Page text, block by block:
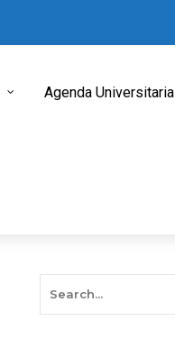
Agenda Universitaria